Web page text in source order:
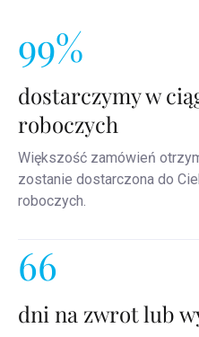
99%
dostarczymy w
roboczych
Większość zamówień
zostanie dostarczona do
roboczych.
66
dni na zwrot lub